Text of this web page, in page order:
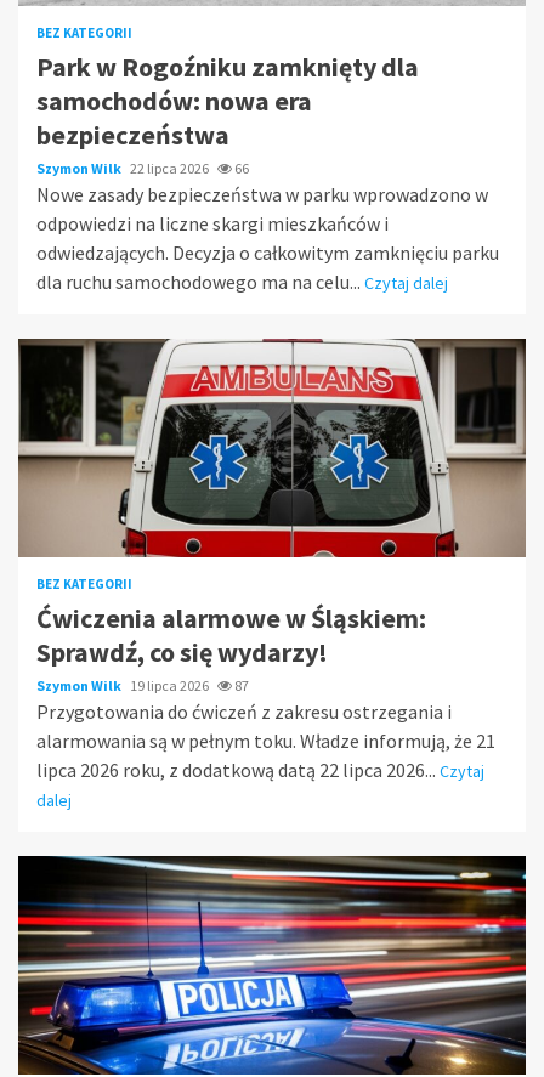
BEZ KATEGORII
Park w Rogoźniku zamknięty dla
samochodów: nowa era
bezpieczeństwa
Szymon Wilk 22 lipca 2026 66
Nowe zasady bezpieczeństwa w parku wprowadzono w
odpowiedzi na liczne skargi mieszkańców i
odwiedzających. Decyzja o całkowitym zamknięciu parku
dla ruchu samochodowego ma na celu... Czytaj dalej
BEZ KATEGORII
Ćwiczenia alarmowe w Śląskiem:
Sprawdź, co się wydarzy!
Szymon Wilk 19 lipca 2026 87
Przygotowania do ćwiczeń z zakresu ostrzegania i
alarmowania są w pełnym toku. Władze informują, że 21
lipca 2026 roku, z dodatkową datą 22 lipca 2026... Czytaj
dalej